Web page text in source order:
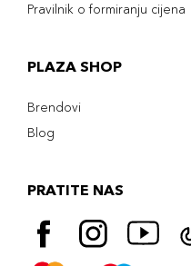
Pravilnik o formiranju cijena
PLAZA SHOP
Brendovi
Blog
PRATITE NAS